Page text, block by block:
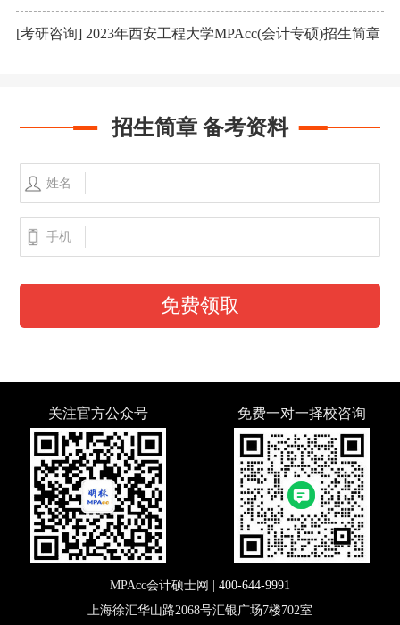
线及内容
[考研咨询] 2023年西安工程大学MPAcc(会计专硕)招生简章
招生简章 备考资料
姓名
手机
免费领取
关注官方公众号 免费一对一择校咨询
MPAcc会计硕士网 | 400-644-9991
上海徐汇华山路2068号汇银广场7楼702室